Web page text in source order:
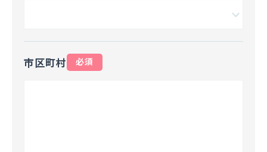
市区町村 必須